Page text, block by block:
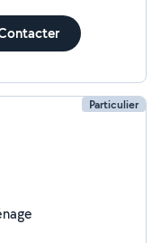
Particulier
,jardinage ménage